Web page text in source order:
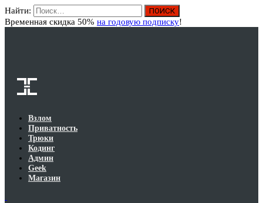
Найти:
Временная скидка 50% на годовую подписку!
Взлом
Приватность
Трюки
Кодинг
Админ
Geek
Магазин